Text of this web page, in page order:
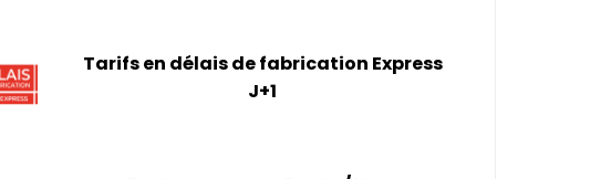
Tarifs en délais de fabrication Express
J+1